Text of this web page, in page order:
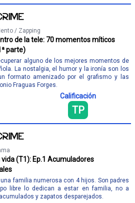
/ Zapping
de la tele: 70 momentos míticos
parte)
alguno de los mejores momentos de
La nostalgia, el humor y la ironía son los
formato amenizado por el grafismo y las
Fraguas Forges.
Calificación
TP
(T1): Ep.1 Acumuladores
familia numerosa con 4 hijos. Son padres
libre lo dedican a estar en familia, no a
y zapatos desparejados.